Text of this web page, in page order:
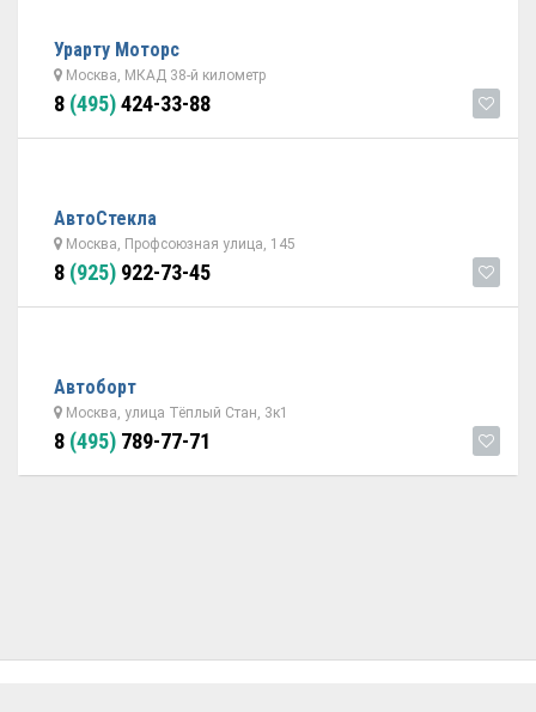
Урарту Моторс
Москва, МКАД 38-й километр
8 (495)424-33-88
АвтоСтекла
Москва, Профсоюзная улица, 145
8 (925) 922-73-45
Автоборт
Москва, улица Тёплый Стан, 3к1
8 (495) 789-77-71